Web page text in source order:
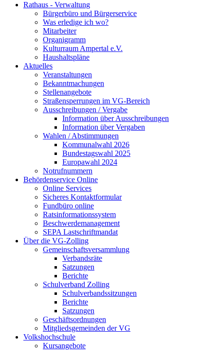
Rathaus - Verwaltung
Bürgerbüro und Bürgerservice
Was erledige ich wo?
Mitarbeiter
Organigramm
Kulturraum Ampertal e.V.
Haushaltspläne
Aktuelles
Veranstaltungen
Bekanntmachungen
Stellenangebote
Straßensperrungen im VG-Bereich
Ausschreibungen / Vergabe
Information über Ausschreibungen
Information über Vergaben
Wahlen / Abstimmungen
Kommunalwahl 2026
Bundestagswahl 2025
Europawahl 2024
Notrufnummern
Behördenservice Online
Online Services
Sicheres Kontaktformular
Fundbüro online
Ratsinformationssystem
Beschwerdemanagement
SEPA Lastschriftmandat
Über die VG-Zolling
Gemeinschaftsversammlung
Verbandsräte
Satzungen
Berichte
Schulverband Zolling
Schulverbandssitzungen
Berichte
Satzungen
Geschäftsordnungen
Mitgliedsgemeinden der VG
Volkshochschule
Kursangebote